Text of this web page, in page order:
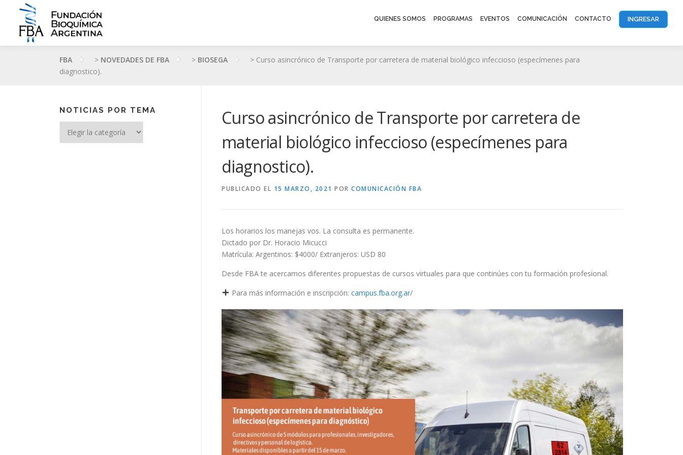
contenido
QUIENES SOMOS PROGRAMAS EVENTOS COMUNICACIÓN CONTACTO INGRESAR
FBA > NOVEDADES DE FBA > BIOSEGA > Curso asincrónico de Transporte por carretera de material biológico infeccioso (especímenes para
diagnostico).
Curso asincrónico de Transporte por carretera de
material biológico infeccioso (especímenes para
diagnostico).
PUBLICADO EL 15 MARZO, 2021 POR COMUNICACIÓN FBA
Los horarios los manejas vos. La consulta es permanente.
Dictado por Dr. Horacio Micucci
Matrícula: Argentinos: $4000/ Extranjeros: USD 80
Desde FBA te acercamos diferentes propuestas de cursos virtuales para que continúes con tu formación profesional. ⁣⁣⁣⁣
Para más información e inscripción: campus.fba.org.ar/
NOTICIAS POR TEMA
por